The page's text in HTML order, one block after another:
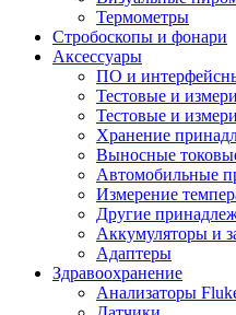
Термометры
Стробоскопы и фонари
Аксессуары
ПО и
Тестовые и
Тестовые и
Хранение
Выносные
Автомобильные
Измерение
Другие
Аккумуляторы и
Адаптеры
Здравоохранение
Анализаторы